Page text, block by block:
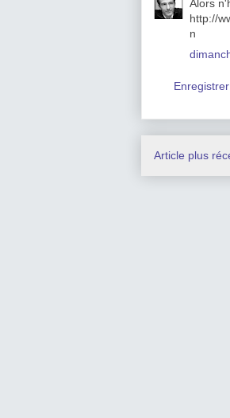
Alors
http://
n
Article plus